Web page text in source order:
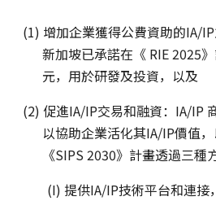
(1) 增加企業獲得公費資助的IA/IP
新加坡已承諾在《 RIE 2025
元，用於研發及投資，以及
(2) 促進IA/IP交易和融資：IA/IP
以協助企業活化其IA/IP價值，
《SIPS 2030》計畫透過三種
(I) 提供IA/IP技術平台和連接